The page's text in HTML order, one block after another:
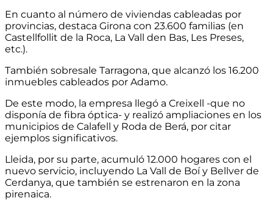
En cuanto al número de viviendas cableadas por
provincias, destaca Girona con 23.600 familias (en
Castellfollit de la Roca, La Vall den Bas, Les Preses,
etc.).
También sobresale Tarragona, que alcanzó los 16.200
inmuebles cableados por Adamo.
De este modo, la empresa llegó a Creixell -que no
disponía de fibra óptica- y realizó ampliaciones en los
municipios de Calafell y Roda de Berá, por citar
ejemplos significativos.
Lleida, por su parte, acumuló 12.000 hogares con el
nuevo servicio, incluyendo La Vall de Boí y Bellver de
Cerdanya, que también se estrenaron en la zona
pirenaica.